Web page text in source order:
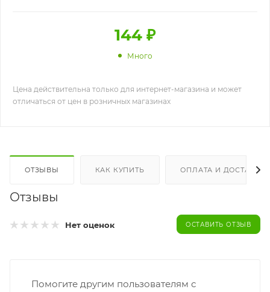
144 ₽
Много
Цена действительна только для интернет-магазина и может
отличаться от цен в розничных магазинах
ОТЗЫВЫ КАК КУПИТЬ ОПЛАТА И ДОСТАВКА
Отзывы
Нет оценок ОСТАВИТЬ ОТЗЫВ
Помогите другим пользователям с